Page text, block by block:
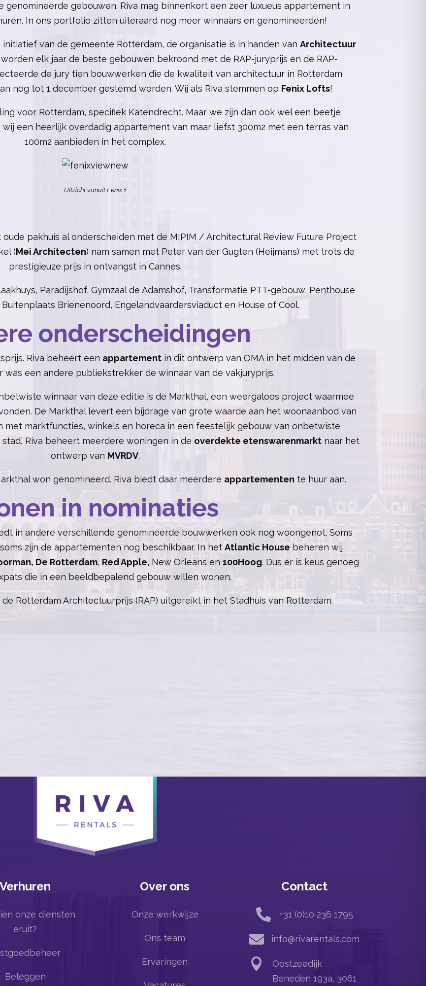
genomineerde gebouwen. Riva mag binnenkort een zeer luxueus appartement in
In ons portfolio zitten uiteraard nog meer winnaars en genomineerden!
van de gemeente Rotterdam, de organisatie is in handen van Architectuur
worden elk jaar de beste gebouwen bekroond met de RAP-juryprijs en de RAP-
de jury tien bouwwerken die de kwaliteit van architectuur in Rotterdam
nog tot 1 december gestemd worden. Wij als Riva stemmen op Fenix Lofts!
voor Rotterdam, specifiek Katendrecht. Maar we zijn dan ook wel een beetje
wij een heerlijk overdadig appartement van maar liefst 300m2 met een terras van
100m2 aanbieden in het complex.
Uitzicht vanuit Fenix 1
pakhuis al onderscheiden met de MIPIM / Architectural Review Future Project
(Mei Architecten) nam samen met Peter van der Gugten (Heijmans) met trots de
prestigieuze prijs in ontvangst in Cannes.
Paradijshof, Gymzaal de Adamshof, Transformatie PTT-gebouw, Penthouse
Buitenplaats Brienenoord, Engelandvaardersviaduct en House of Cool.
onderscheidingen
Riva beheert een appartementin dit ontwerp van OMA in het midden van de
was een andere publiekstrekker de winnaar van de vakjuryprijs.
winnaar van deze editie is de Markthal, een weergaloos project waarmee
De Markthal levert een bijdrage van grote waarde aan het woonaanbod van
met marktfuncties, winkels en horeca in een feestelijk gebouw van onbetwiste
Riva beheert meerdere woningen in de overdekte etenswarenmarkt naar het
ontwerp van MVRDV.
won genomineerd. Riva biedt daar meerdere appartementen te huur aan.
in nominaties
in andere verschillende genomineerde bouwwerken ook nog woongenot. Soms
zijn de appartementen nog beschikbaar. In het Atlantic House beheren wij
, De Rotterdam, Red Apple, New Orleans en 100Hoog. Dus er is keus genoeg
die in een beeldbepalend gebouw willen wonen.
Rotterdam Architectuurprijs (RAP) uitgereikt in het Stadhuis van Rotterdam.
Verhuren
onze diensten
eruit?
Beleggen
Over ons
Onze werkwijze
Ons team
Ervaringen
Contact
 +31 (0)10 236 1795
 info@rivarentals.com

Oostzeedijk
Beneden 193a, 3061